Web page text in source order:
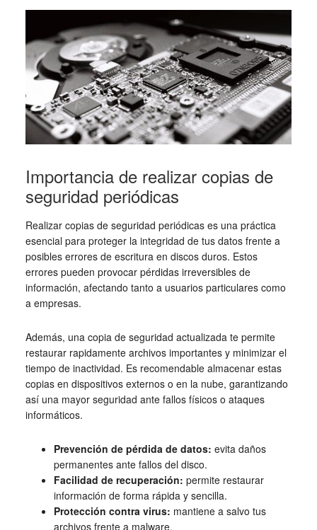
Importancia de realizar copias de
seguridad periódicas
Realizar copias de seguridad periódicas es una práctica
esencial para proteger la integridad de tus datos frente a
posibles errores de escritura en discos duros. Estos
errores pueden provocar pérdidas irreversibles de
información, afectando tanto a usuarios particulares como
a empresas.
Además, una copia de seguridad actualizada te permite
restaurar rapidamente archivos importantes y minimizar el
tiempo de inactividad. Es recomendable almacenar estas
copias en dispositivos externos o en la nube, garantizando
así una mayor seguridad ante fallos físicos o ataques
informáticos.
Prevención de pérdida de datos: evita daños
permanentes ante fallos del disco.
Facilidad de recuperación: permite restaurar
información de forma rápida y sencilla.
Protección contra virus: mantiene a salvo tus
archivos frente a malware.